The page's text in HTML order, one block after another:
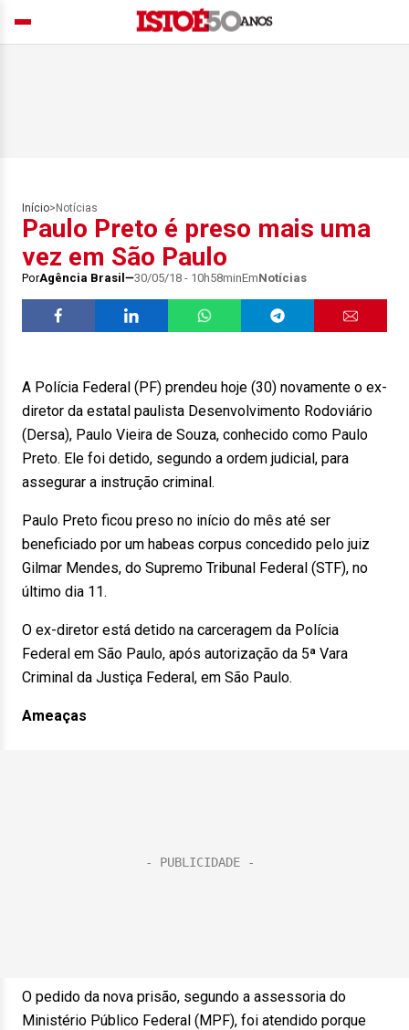
Início> Notícias
Paulo Preto é preso mais uma
vez em São Paulo
PorAgência Brasil 30/05/18 - 10h58minEmNotícias
A Polícia Federal (PF) prendeu hoje (30) novamente o ex-
diretor da estatal paulista Desenvolvimento Rodoviário
(Dersa), Paulo Vieira de Souza, conhecido como Paulo
Preto. Ele foi detido, segundo a ordem judicial, para
assegurar a instrução criminal.
Paulo Preto ficou preso no início do mês até ser
beneficiado por um habeas corpus concedido pelo juiz
Gilmar Mendes, do Supremo Tribunal Federal (STF), no
último dia 11.
O ex-diretor está detido na carceragem da Polícia
Federal em São Paulo, após autorização da 5ª Vara
Criminal da Justiça Federal, em São Paulo.
Ameaças
O pedido da nova prisão, segundo a assessoria do
Ministério Público Federal (MPF), foi atendido porque